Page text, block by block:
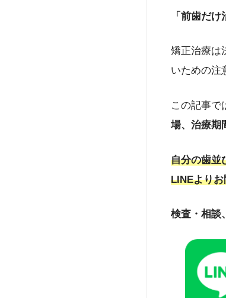
いう視点
新宿）を
u.ac.jp/
「前歯だ
矯正治療は
いための注
この記事で
場、治療期
自分の歯並
LINEより
検査・相談